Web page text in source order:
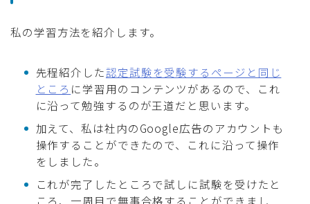
私の学習方法を紹介します。
先程紹介した認定試験を受験するページと同じ
ところ に学習用のコンテンツがあるので、これ
に沿って勉強するのが王道だと思います。
加えて、私は社内のGoogle広告のアカウントも
操作することができたので、これに沿って操作
をしました。
これが完了したところで試しに試験を受けたと
ころ、一周目で無事合格することができまし